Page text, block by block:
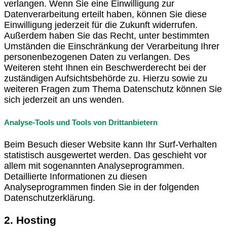
verlangen. Wenn Sie eine Einwilligung zur
Datenverarbeitung erteilt haben, können Sie diese
Einwilligung jederzeit für die Zukunft widerrufen.
Außerdem haben Sie das Recht, unter bestimmten
Umständen die Einschränkung der Verarbeitung Ihrer
personenbezogenen Daten zu verlangen. Des
Weiteren steht Ihnen ein Beschwerderecht bei der
zuständigen Aufsichtsbehörde zu. Hierzu sowie zu
weiteren Fragen zum Thema Datenschutz können Sie
sich jederzeit an uns wenden.
Analyse-Tools und Tools von Drittanbietern
Beim Besuch dieser Website kann Ihr Surf-Verhalten
statistisch ausgewertet werden. Das geschieht vor
allem mit sogenannten Analyseprogrammen.
Detaillierte Informationen zu diesen
Analyseprogrammen finden Sie in der folgenden
Datenschutzerklärung.
2. Hosting